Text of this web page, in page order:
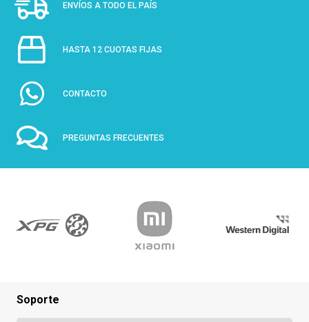
ENVÍOS A TODO EL PAÍS
HASTA 12 CUOTAS FIJAS
CONTACTO
PREGUNTAS FRECUENTES
Soporte